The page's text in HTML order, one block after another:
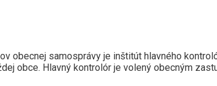
obecnej samosprávy je inštitút hlavného
obce. Hlavný kontrolór je volený obecným